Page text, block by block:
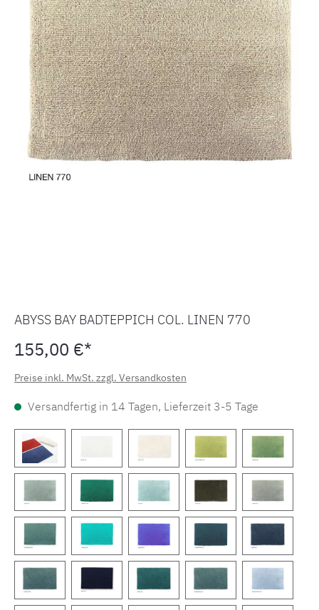
ABYSS BAY BADTEPPICH COL. LINEN 770
155,00 €*
Preise inkl. MwSt. zzgl. Versandkosten
Versandfertig in 14 Tagen, Lieferzeit 3-5 Tage